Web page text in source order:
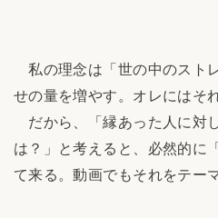
私の理念は「世の中のスト
せの量を増やす。オレにはそ
だから、「縁あった人に対
は？」と考えると、必然的に
て来る。動画でもそれをテー